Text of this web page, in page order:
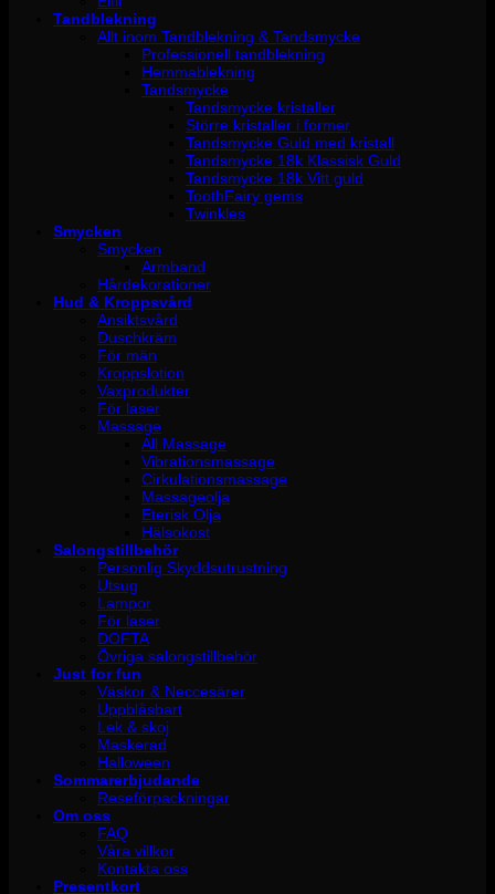
Tandblekning
Allt inom Tandblekning & Tandsmycke
Professionell tandblekning
Hemmablekning
Tandsmycke
Tandsmycke kristaller
Större kristaller i former
Tandsmycke Guld med kristall
Tandsmycke 18k Klassisk Guld
Tandsmycke 18k Vitt guld
ToothFairy gems
Twinkles
Smycken
Smycken
Armband
Hårdekorationer
Hud & Kroppsvård
Ansiktsvård
Duschkräm
För män
Kroppslotion
Vaxprodukter
För laser
Massage
All Massage
Vibrationsmassage
Cirkulationsmassage
Massageolja
Eterisk Olja
Hälsokost
Salongstillbehör
Personlig Skyddsutrustning
Utsug
Lampor
För laser
DOFTA
Övriga salongstillbehör
Just for fun
Väskor & Neccesärer
Uppblåsbart
Lek & skoj
Maskerad
Halloween
Sommarerbjudande
Reseförpackningar
Om oss
FAQ
Våra villkor
Kontakta oss
Presentkort